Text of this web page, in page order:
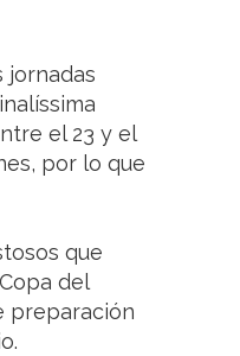
jornadas
el 23 y el
por lo que
que
del
preparación